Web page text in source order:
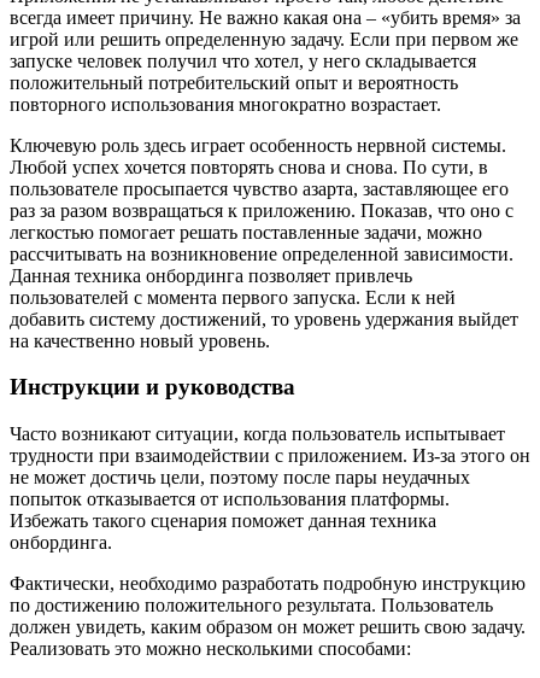
всегда имеет причину. Не важно какая она – «убить время» за
игрой или решить определенную задачу. Если при первом же
запуске человек получил что хотел, у него складывается
положительный потребительский опыт и вероятность
повторного использования многократно возрастает.
Ключевую роль здесь играет особенность нервной системы.
Любой успех хочется повторять снова и снова. По сути, в
пользователе просыпается чувство азарта, заставляющее его
раз за разом возвращаться к приложению. Показав, что оно с
легкостью помогает решать поставленные задачи, можно
рассчитывать на возникновение определенной зависимости.
Данная техника онбординга позволяет привлечь
пользователей с момента первого запуска. Если к ней
добавить систему достижений, то уровень удержания выйдет
на качественно новый уровень.
Инструкции и руководства
Часто возникают ситуации, когда пользователь испытывает
трудности при взаимодействии с приложением. Из-за этого он
не может достичь цели, поэтому после пары неудачных
попыток отказывается от использования платформы.
Избежать такого сценария поможет данная техника
онбординга.
Фактически, необходимо разработать подробную инструкцию
по достижению положительного результата. Пользователь
должен увидеть, каким образом он может решить свою задачу.
Реализовать это можно несколькими способами: